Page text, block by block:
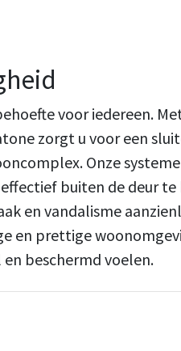
voor iedereen.
zorgt u voor een
Onze
buiten de deur te
en vandalisme
en prettige
beschermd voelen.